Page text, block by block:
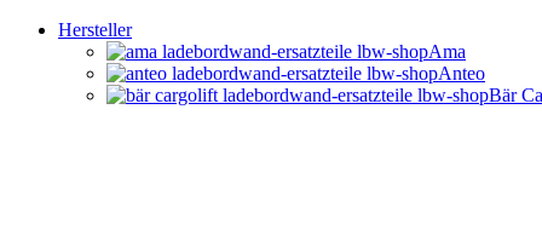
Hersteller
Ama
Anteo
Bär